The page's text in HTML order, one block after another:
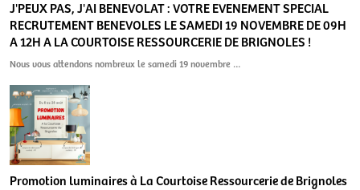
J'PEUX PAS, J'AI BENEVOLAT : VOTRE EVENEMENT SPECIAL
RECRUTEMENT BENEVOLES LE SAMEDI 19 NOVEMBRE DE 09H
A 12H A LA COURTOISE RESSOURCERIE DE BRIGNOLES !
Nous vous attendons nombreux le samedi 19 novembre …
Promotion luminaires à La Courtoise Ressourcerie de Brignoles